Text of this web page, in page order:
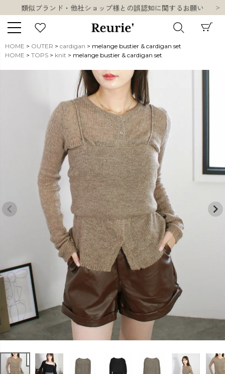
類似ブランド・他社ショップ様との誤認知に関するお願い
熊本県熊本地方を震源とする地震の影響について
類似ブランド・他社ショップ様との誤認知に関するお願い
10,000円以上ご購入で送料無料
キーワード
新着 再入荷
商品タイプ
ORIGINAL HIT ITEM
HOME OUTER cardigan
melange bustier & cardigan set
HOME
TOPS knit melange bustier & cardigan set